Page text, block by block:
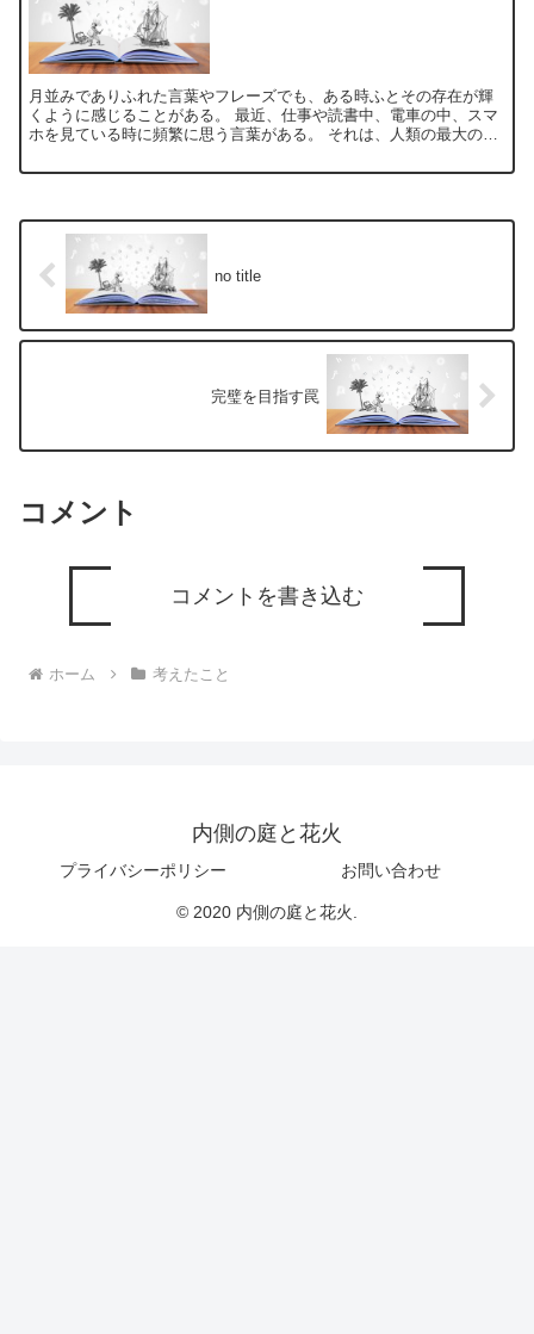
月並みでありふれた言葉やフレーズでも、ある時ふとその存在が輝
くように感じることがある。 最近、仕事や読書中、電車の中、スマ
ホを見ている時に頻繁に思う言葉がある。 それは、人類の最大の発
no title
完璧を目指す罠
コメント
コメントを書き込む
ホーム 考えたこと
内側の庭と花火
プライバシーポリシー お問い合わせ
© 2020 内側の庭と花火.